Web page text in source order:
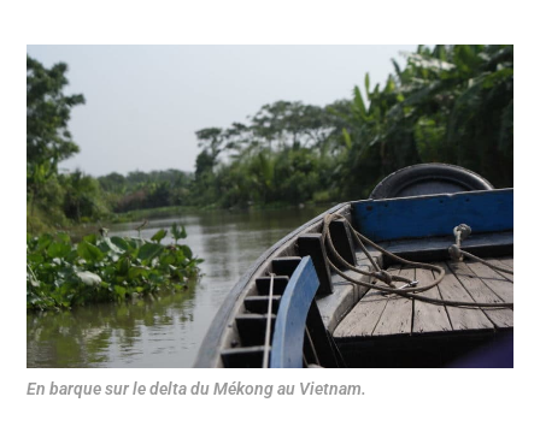
En barque sur le delta du Mékong au Vietnam.